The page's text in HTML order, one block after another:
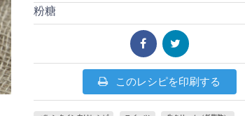
粉糖
このレシピを印刷する